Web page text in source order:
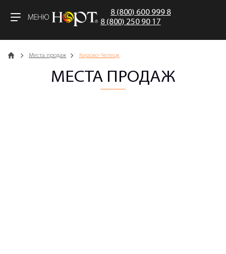
МЕНЮ
8 (800) 600 999 8
8 (800) 250 90 17
Главная Места продаж Кирово-Чепецк
МЕСТА ПРОДАЖ